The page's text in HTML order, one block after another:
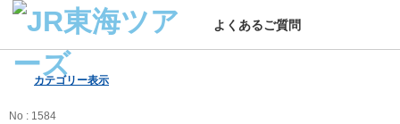
よくあるご質問
カテゴリー表示
No : 1584